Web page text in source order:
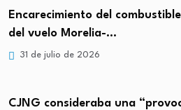
Encarecimiento del
del vuelo Morelia-…
31 de julio de 2026
CJNG consideraba una